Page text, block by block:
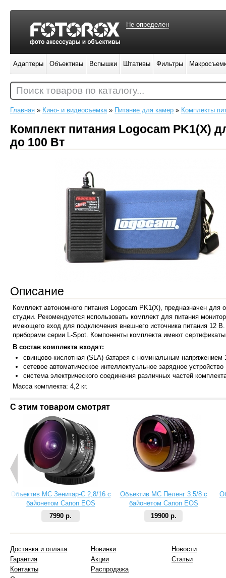
Главная » Кино- и видеосъемка» Питание для камер » Комплекты
Комплект питания Logocam PK1(X)
до 100 Вт
Описание
Комплект автономного питания Logocam PK1(X), предназначен
студии. Рекомендуется использовать комплект для питания
имеющего вход для подключения внешнего источника питания 12
приборами серии L-Spot. Компоненты комплекта имеют
В состав комплекта входят:
свинцово-кислотная (SLA) батарея с номинальным
сетевое автоматическое интеллектуальное зарядное
система электрического соединения различных частей
Масса комплекта: 4,2 кг.
С этим товаром смотрят
Объектив МС Зенитар-C 2,8/16 с
байонетом Canon EOS
7990 р.
Объектив МС Пеленг 3.5/8 с
байонетом Canon EOS
19900 р.
Не определен
Адаптеры Объективы Вспышки Штативы Фильтры
Поиск товаров по каталогу...
Доставка и оплата
Гарантия
Контакты
Новинки
Акции
Распродажа
Новости
Статьи